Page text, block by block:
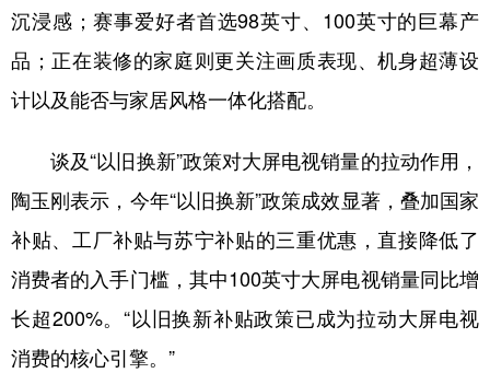
沉浸感；赛事爱好者首选98英寸、100英寸的巨幕产
品；正在装修的家庭则更关注画质表现、机身超薄设
计以及能否与家居风格一体化搭配。
谈及“以旧换新”政策对大屏电视销量的拉动作用，
陶玉刚表示，今年“以旧换新”政策成效显著，叠加国家
补贴、工厂补贴与苏宁补贴的三重优惠，直接降低了
消费者的入手门槛，其中100英寸大屏电视销量同比增
长超200%。“以旧换新补贴政策已成为拉动大屏电视
消费的核心引擎。”